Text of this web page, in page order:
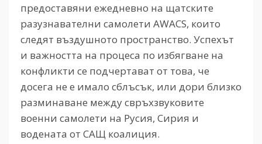
предоставяни ежедневно на щатските
разузнавателни самолети AWACS, които
следят въздушното пространство. Успехът
и важността на процеса по избягване на
конфликти се подчертават от това, че
досега не е имало сблъсък, или дори близко
разминаване между свръхзвуковите
военни самолети на Русия, Сирия и
водената от САЩ коалиция.